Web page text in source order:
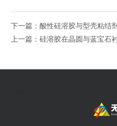
下一篇：酸性硅溶胶与型壳粘结
上一篇：硅溶胶在晶圆与蓝宝石